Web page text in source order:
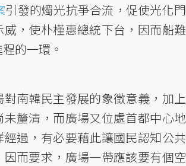
引發的燭光抗爭合流，促使光化門
，使朴槿惠總統下台，因而船難
的一環。
南韓民主發展的象徵意義，加上
釐清，而廣場又位處首都中心地
過，有必要藉此讓國民認知公共
因而要求，廣場一帶應該要有個空